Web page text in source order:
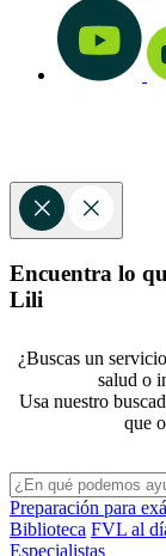
Encuentra lo
Lili
¿Buscas un
salud o
Usa nuestro
que
Preparación para
Biblioteca FVL al
Especialistas